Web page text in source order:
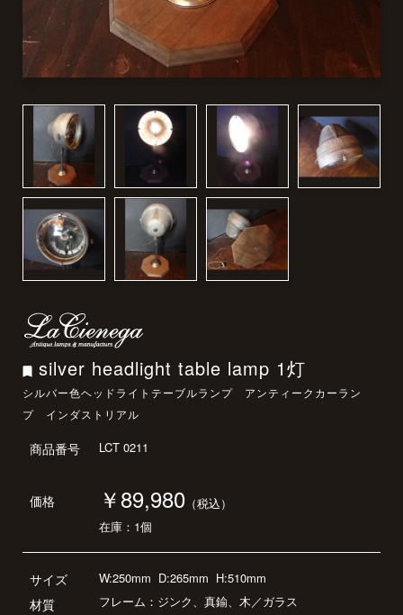
silver headlight table lamp 1灯
シルバー色ヘッドライトテーブルランプ アンティークカーラン
プ インダストリアル
商品番号 LCT 0211
価格 ￥89,980 （税込）
在庫：1個
サイズ
材質
W:250mm D:265mm H:510mm
フレーム：ジンク、真鍮、木／ガラス